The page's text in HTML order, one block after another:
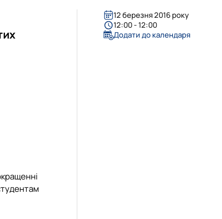
12 березня 2016 року
12:00 - 12:00
Додати до календаря